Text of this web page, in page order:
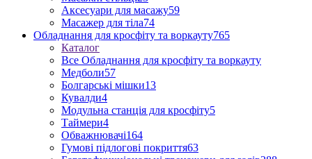
Аксесуари для масажу59
Масажер для тіла74
Обладнання для кросфіту та воркауту765
Каталог
Все Обладнання для кросфіту та воркауту
Медболи57
Болгарські мішки13
Кувалди4
Модульна станція для кросфіту5
Таймери4
Обважнювачі164
Гумові підлогові покриття63